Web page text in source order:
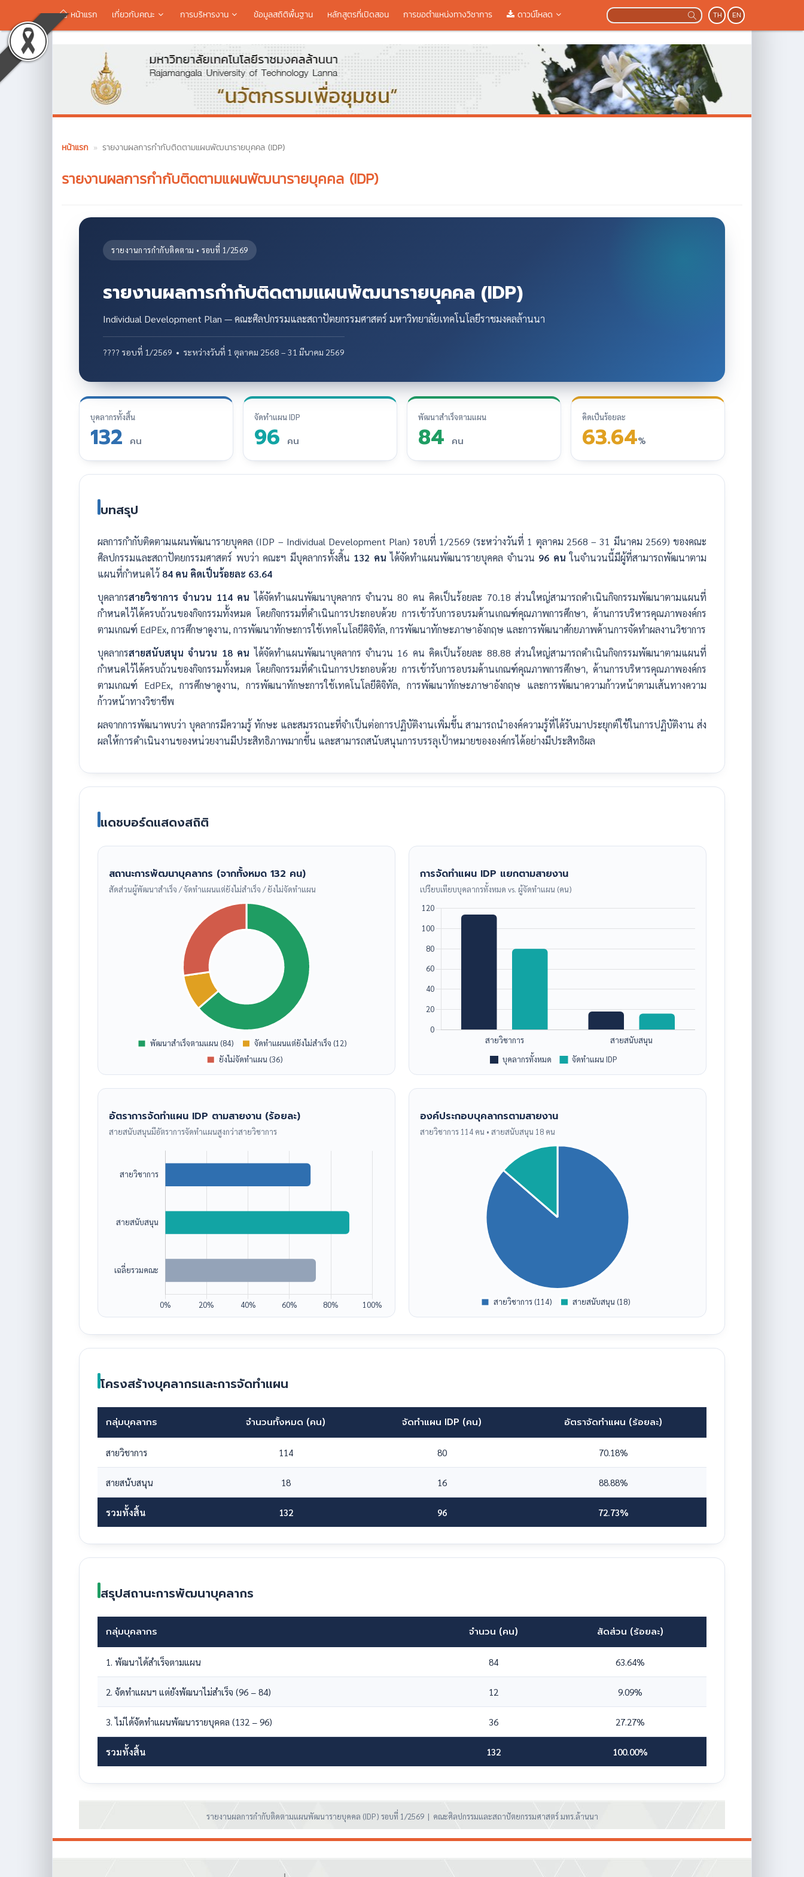
หน้าแรก เกี่ยวกับคณะ การบริหารงาน ข้อมูลสถิติพื้นฐาน หลักสูตรที่เปิดสอน การขอตำแหน่งทางวิชาการ ดาวน์โหลด TH EN
หน้าแรก รายงานผลการกำกับติดตามแผนพัฒนารายบุคคล (IDP)
รายงานผลการกำกับติดตามแผนพัฒนารายบุคคล (IDP)
รายงานการกำกับติดตาม • รอบที่ 1/2569
รายงานผลการกำกับติดตามแผนพัฒนารายบุคคล (IDP)
Individual Development Plan — คณะศิลปกรรมและสถาปัตยกรรมศาสตร์ มหาวิทยาลัยเทคโนโลยีราชมงคลล้านนา
???? รอบที่ 1/2569 • ระหว่างวันที่ 1 ตุลาคม 2568 – 31 มีนาคม 2569
บุคลากรทั้งสิ้น
132 คน
จัดทำแผน IDP
96 คน
พัฒนาสำเร็จตามแผน
84 คน
คิดเป็นร้อยละ
63.64%
บทสรุป
ผลการกำกับติดตามแผนพัฒนารายบุคคล (IDP – Individual Development Plan) รอบที่ 1/2569 (ระหว่างวันที่ 1 ตุลาคม 2568 – 31 มีนาคม 2569) ของคณะ
ศิลปกรรมและสถาปัตยกรรมศาสตร์ พบว่า คณะฯ มีบุคลากรทั้งสิ้น 132 คน ได้จัดทำแผนพัฒนารายบุคคล จำนวน 96 คน ในจำนวนนี้มีผู้ที่สามารถพัฒนาตาม
แผนที่กำหนดไว้ 84 คน คิดเป็นร้อยละ 63.64
บุคลากรสายวิชาการ จำนวน 114 คน ได้จัดทำแผนพัฒนาบุคลากร จำนวน 80 คน คิดเป็นร้อยละ 70.18 ส่วนใหญ่สามารถดำเนินกิจกรรมพัฒนาตามแผนที่
กำหนดไว้ได้ครบถ้วนของกิจกรรมทั้งหมด โดยกิจกรรมที่ดำเนินการประกอบด้วย การเข้ารับการอบรมด้านเกณฑ์คุณภาพการศึกษา, ด้านการบริหารคุณภาพองค์กร
ตามเกณฑ์ EdPEx, การศึกษาดูงาน, การพัฒนาทักษะการใช้เทคโนโลยีดิจิทัล, การพัฒนาทักษะภาษาอังกฤษ และการพัฒนาศักยภาพด้านการจัดทำผลงานวิชาการ
บุคลากรสายสนับสนุน จำนวน 18 คน ได้จัดทำแผนพัฒนาบุคลากร จำนวน 16 คน คิดเป็นร้อยละ 88.88 ส่วนใหญ่สามารถดำเนินกิจกรรมพัฒนาตามแผนที่
กำหนดไว้ได้ครบถ้วนของกิจกรรมทั้งหมด โดยกิจกรรมที่ดำเนินการประกอบด้วย การเข้ารับการอบรมด้านเกณฑ์คุณภาพการศึกษา, ด้านการบริหารคุณภาพองค์กร
ตามเกณฑ์ EdPEx, การศึกษาดูงาน, การพัฒนาทักษะการใช้เทคโนโลยีดิจิทัล, การพัฒนาทักษะภาษาอังกฤษ และการพัฒนาความก้าวหน้าตามเส้นทางความ
ก้าวหน้าทางวิชาชีพ
ผลจากการพัฒนาพบว่า บุคลากรมีความรู้ ทักษะ และสมรรถนะที่จำเป็นต่อการปฏิบัติงานเพิ่มขึ้น สามารถนำองค์ความรู้ที่ได้รับมาประยุกต์ใช้ในการปฏิบัติงาน ส่ง
ผลให้การดำเนินงานของหน่วยงานมีประสิทธิภาพมากขึ้น และสามารถสนับสนุนการบรรลุเป้าหมายขององค์กรได้อย่างมีประสิทธิผล
แดชบอร์ดแสดงสถิติ
สถานะการพัฒนาบุคลากร (จากทั้งหมด 132 คน)
สัดส่วนผู้พัฒนาสำเร็จ / จัดทำแผนแต่ยังไม่สำเร็จ / ยังไม่จัดทำแผน
การจัดทำแผน IDP แยกตามสายงาน
เปรียบเทียบบุคลากรทั้งหมด vs. ผู้จัดทำแผน (คน)
อัตราการจัดทำแผน IDP ตามสายงาน (ร้อยละ)
สายสนับสนุนมีอัตราการจัดทำแผนสูงกว่าสายวิชาการ
องค์ประกอบบุคลากรตามสายงาน
สายวิชาการ 114 คน • สายสนับสนุน 18 คน
โครงสร้างบุคลากรและการจัดทำแผน
กลุ่มบุคลากร จำนวนทั้งหมด (คน) จัดทำแผน IDP (คน) อัตราจัดทำแผน (ร้อยละ)
สายวิชาการ 114 80 70.18%
สายสนับสนุน 18 16 88.88%
รวมทั้งสิ้น 132 96 72.73%
สรุปสถานะการพัฒนาบุคลากร
กลุ่มบุคลากร จำนวน (คน) สัดส่วน (ร้อยละ)
1. พัฒนาได้สำเร็จตามแผน 84 63.64%
2. จัดทำแผนฯ แต่ยังพัฒนาไม่สำเร็จ (96 − 84) 12 9.09%
3. ไม่ได้จัดทำแผนพัฒนารายบุคคล (132 − 96) 36 27.27%
รวมทั้งสิ้น 132 100.00%
รายงานผลการกำกับติดตามแผนพัฒนารายบุคคล (IDP) รอบที่ 1/2569 | คณะศิลปกรรมและสถาปัตยกรรมศาสตร์ มทร.ล้านนา